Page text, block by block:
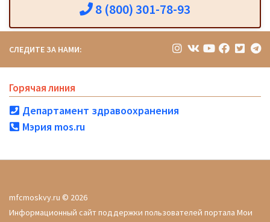
8 (800) 301-78-93
СЛЕДИТЕ ЗА НАМИ:
Горячая линия
Департамент здравоохранения
Мэрия mos.ru
mfcmoskvy.ru © 2026
Информационный сайт поддержки пользователей портала Мои